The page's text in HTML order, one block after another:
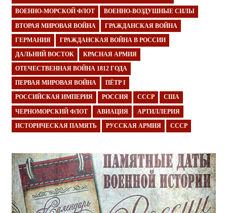
ВОЕННО-МОРСКОЙ ФЛОТ ВОЕННО-ВОЗДУШНЫЕ СИЛЫ
ВТОРАЯ МИРОВАЯ ВОЙНА ГРАЖДАНСКАЯ ВОЙНА
ГЕРМАНИЯ ГРАЖДАНСКАЯ ВОЙНА В РОССИИ
ДАЛЬНИЙ ВОСТОК КРАСНАЯ АРМИЯ
ОТЕЧЕСТВЕННАЯ ВОЙНА 1812 ГОДА
ПЕРВАЯ МИРОВАЯ ВОЙНА ПЁТР I
РОССИЙСКАЯ ИМПЕРИЯ РОССИЯ СССР США
ЧЕРНОМОРСКИЙ ФЛОТ АВИАЦИЯ АРТИЛЛЕРИЯ
ИСТОРИЧЕСКАЯ ПАМЯТЬ РУССКАЯ АРМИЯ СССР